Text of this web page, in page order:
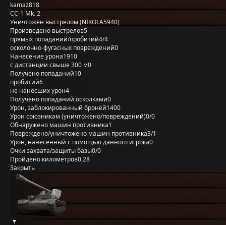
kamaz818
CC-1 Mk. 2
Уничтожен выстрелом (NIKOLA5940)
Произведено выстрелов5
прямых попаданий/пробитий4/4
осколочно-фугасных повреждений0
Нанесение урона1910
с дистанции свыше 300 м0
Получено попаданий10
пробитий6
не нанёсших урон4
Получено попаданий осколками0
Урон, заблокированный бронёй1400
Урон союзникам (уничтожено/повреждений)0/0
Обнаружено машин противника1
Повреждено/уничтожено машин противника3/1
Урон, нанесённый с помощью данного игрока0
Очки захвата/защиты базы0/0
Пройдено километров0,28
Закрыть